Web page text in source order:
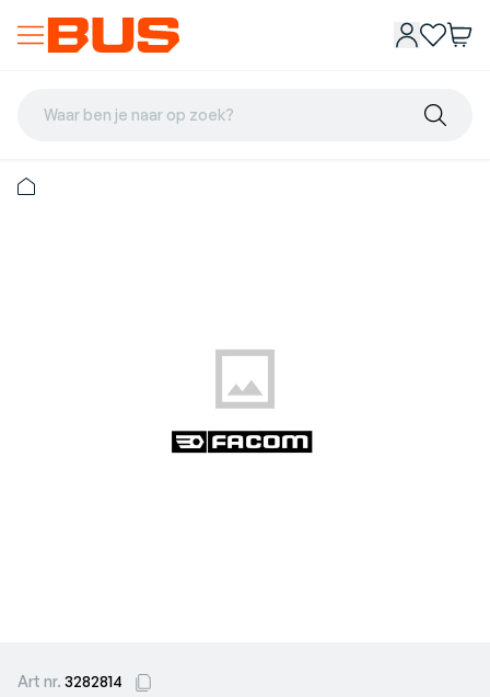
Waar ben je naar op zoek?
Art nr. 3282814